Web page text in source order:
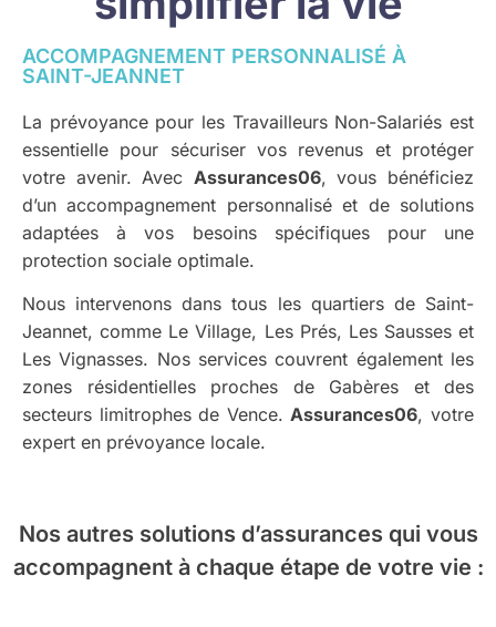
ACCOMPAGNEMENT PERSONNALISÉ À
SAINT-JEANNET
La prévoyance pour les Travailleurs Non-Salariés est
essentielle pour sécuriser vos revenus et protéger
votre avenir. Avec Assurances06, vous bénéficiez
d’un accompagnement personnalisé et de solutions
adaptées à vos besoins spécifiques pour une
protection sociale optimale.
Nous intervenons dans tous les quartiers de Saint-
Jeannet, comme Le Village, Les Prés, Les Sausses et
Les Vignasses. Nos services couvrent également les
zones résidentielles proches de Gabères et des
secteurs limitrophes de Vence.Assurances06, votre
expert en prévoyance locale.
Nos autres solutions d’assurances qui vous
accompagnent à chaque étape de votre vie :